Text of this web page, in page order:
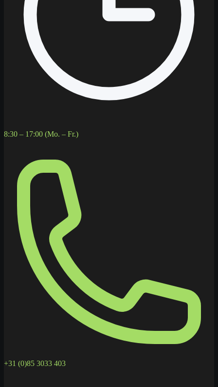
8:30 – 17:00 (Mo. – Fr.)
+31 (0)85 3033 403